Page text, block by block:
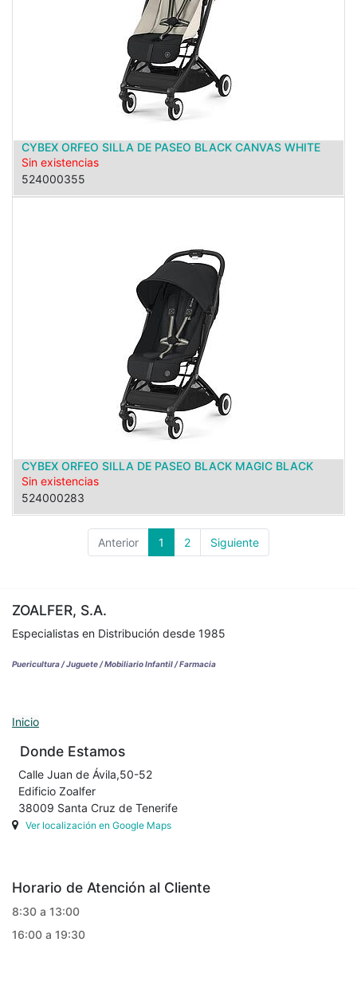
CYBEX ORFEO SILLA DE PASEO BLACK CANVAS WHITE
Sin existencias
524000355
CYBEX ORFEO SILLA DE PASEO BLACK MAGIC BLACK
Sin existencias
524000283
Anterior 1 2 Siguiente
ZOALFER, S.A.
Especialistas en Distribución desde 1985
Puericultura / Juguete / Mobiliario Infantil / Farmacia
Inicio
Donde Estamos
Calle Juan de Ávila,50-52
Edificio Zoalfer
38009 Santa Cruz de Tenerife
Ver localización en Google Maps
Horario de Atención al Cliente
8:30 a 13:00
16:00 a 19:30